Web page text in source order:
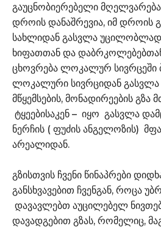
გაუცნობიერებელი
დროის დანაშრევია, იმ დროის
სახლიდან გასვლა
ხიფათთან და დაბრკოლებებთან
ცხოვრება ლოკალურ სივრცეში
ლოკალური სივრციდან გასვლა
მწყემსების, მონადირეების გზა
ტყეებისაკენ – იყო გასვლა
ნერჩის ( ფუძის ანგელოზის)
არეალიდან.
გზისთვის ჩვენი წინაპრები
განსხვავებით ჩვენგან, როცა
დავავლებთ აუცილებელ
დავადგებით გზას, რომელიც,